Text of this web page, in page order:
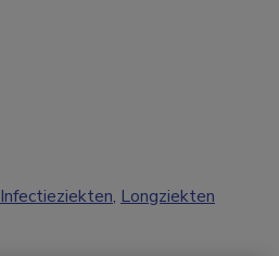
Infectieziekten, Longziekten